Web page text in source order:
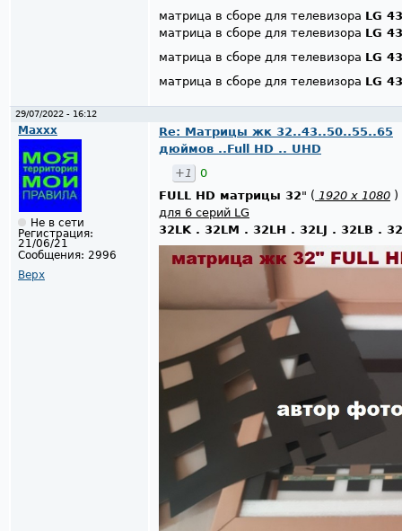
матрица в сборе для телевизора LG
матрица в сборе для телевизора LG
матрица в сборе для телевизора LG
матрица в сборе для телевизора LG
29/07/2022 - 16:12
Maxxx
Не в сети
Регистрация:
21/06/21
Сообщения: 2996
Верх
Re: Матрицы жк 32..43..50..55..65
дюймов ..Full HD .. UHD
+1
0
FULL HD матрицы 32" ( 1920 х 1080 )
для 6 серий LG
32LK . 32LM . 32LH . 32LJ . 32LB .